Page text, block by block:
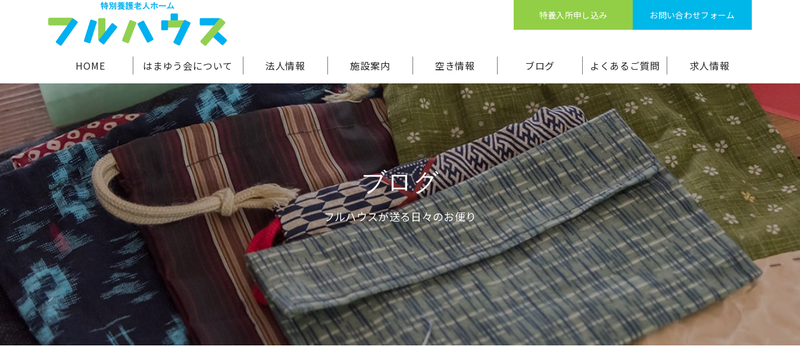
特養入所申し込み お問い合わせフォーム
HOME はまゆう会について 法人情報 施設案内 空き情報 ブログ よくあるご質問 求人情報
ブログ
フルハウスが送る日々のお便り